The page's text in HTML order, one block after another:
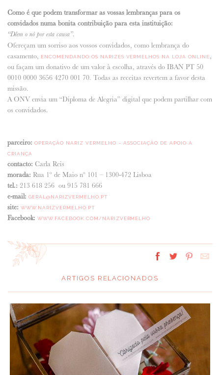
Como é que podem transformar as vossas lembranças para os
convidados numa bonita contribuição para esta instituição:
“Dêem o nó por esta causa”.
Ofereçam um sorriso aos vossos convidados, como lembrança do
casamento,
ENCOMENDANDO OS NARIZES VERMELHOS NA LOJA ONLINE,
ou façam um donativo de um valor à escolha, através do IBAN PT 50
0010 0000 3656 4270 001 70. Todas as receitas revertem a favor desta
missão.
A ONV envia um “Diploma de Alegria” digital que podem partilhar com
os convidados.
parceiro: OPERAÇÃO NARIZ VERMELHO – ASSOCIAÇÃO DE APOIO À
CRIANÇA
contacto: Carla Reis
morada: Rua 1º de Maio nº 101 – 1300-472 Lisboa
tel.: 213 618 256 ou 915 781 666
e-mail: GERAL@NARIZVERMELHO.PT
site: WWW.NARIZVERMELHO.PT
Facebook: WWW.FACEBOOK.COM/NARIZVERMELHO
ARTIGOS RELACIONADOS